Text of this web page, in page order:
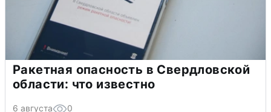
Ракетная опасность в Свердловской
области: что известно
6 августа 0